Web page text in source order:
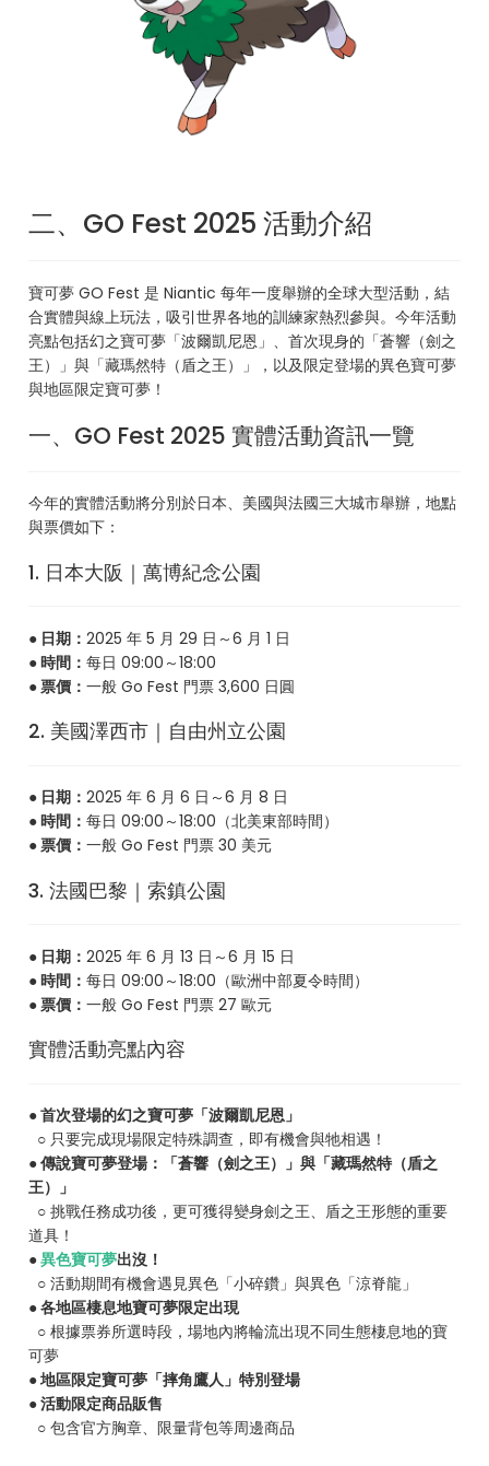
二、GO Fest 2025 活動介紹
寶可夢 GO Fest 是 Niantic 每年一度舉辦的全球大型活動，結
合實體與線上玩法，吸引世界各地的訓練家熱烈參與。今年活動
亮點包括幻之寶可夢「波爾凱尼恩」、首次現身的「蒼響（劍之
王）」與「藏瑪然特（盾之王）」，以及限定登場的異色寶可夢
與地區限定寶可夢！
一、GO Fest 2025 實體活動資訊一覽
今年的實體活動將分別於日本、美國與法國三大城市舉辦，地點
與票價如下：
1. 日本大阪｜萬博紀念公園
● 日期：2025 年 5 月 29 日～6 月 1 日
● 時間：每日 09:00～18:00
● 票價：一般 Go Fest 門票 3,600 日圓
2. 美國澤西市｜自由州立公園
● 日期：2025 年 6 月 6 日～6 月 8 日
● 時間：每日 09:00～18:00（北美東部時間）
● 票價：一般 Go Fest 門票 30 美元
3. 法國巴黎｜索鎮公園
● 日期：2025 年 6 月 13 日～6 月 15 日
● 時間：每日 09:00～18:00（歐洲中部夏令時間）
● 票價：一般 Go Fest 門票 27 歐元
實體活動亮點內容
● 首次登場的幻之寶可夢「波爾凱尼恩」
○ 只要完成現場限定特殊調查，即有機會與牠相遇！
● 傳說寶可夢登場：「蒼響（劍之王）」與「藏瑪然特（盾之
王）」
○ 挑戰任務成功後，更可獲得變身劍之王、盾之王形態的重要
道具！
●異色寶可夢出沒！
○ 活動期間有機會遇見異色「小碎鑽」與異色「涼脊龍」
● 各地區棲息地寶可夢限定出現
○ 根據票券所選時段，場地內將輪流出現不同生態棲息地的寶
可夢
● 地區限定寶可夢「摔角鷹人」特別登場
● 活動限定商品販售
○ 包含官方胸章、限量背包等周邊商品